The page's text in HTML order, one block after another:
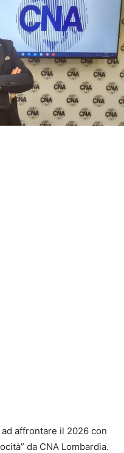
ad affrontare il 2026 con
da CNA Lombardia.